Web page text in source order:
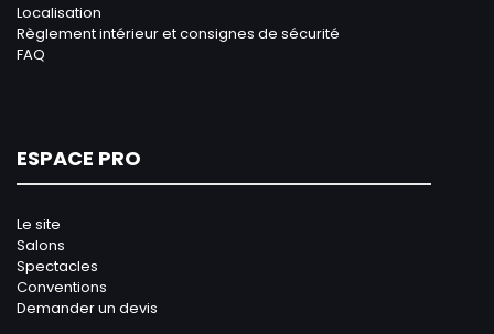
Localisation
Règlement intérieur et consignes de sécurité
FAQ
ESPACE PRO
Le site
Salons
Spectacles
Conventions
Demander un devis